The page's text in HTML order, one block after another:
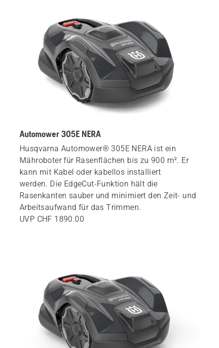
Automower 305E NERA
Husqvarna Automower® 305E NERA ist ein
Mähroboter für Rasenflächen bis zu 900 m². Er
kann mit Kabel oder kabellos installiert
werden. Die EdgeCut-Funktion hält die
Rasenkanten sauber und minimiert den Zeit- und
Arbeitsaufwand für das Trimmen.
UVP CHF 1890.00